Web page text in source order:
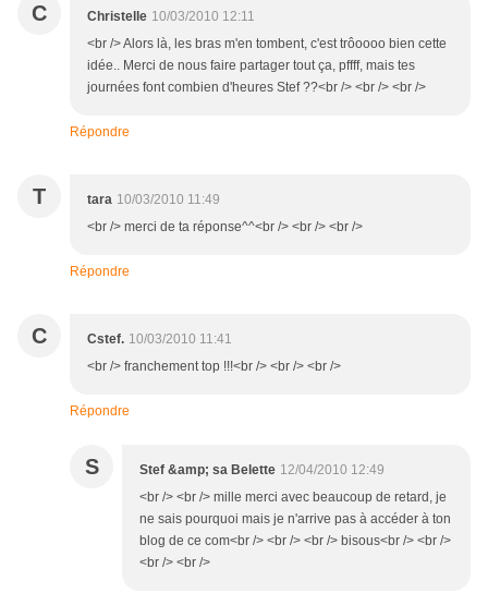
C Christelle 10/03/2010 12:11
<br /> Alors là, les bras m'en tombent, c'est trôoooo bien cette
idée.. Merci de nous faire partager tout ça, pffff, mais tes
journées font combien d'heures Stef ??<br /> <br /> <br />
Répondre
T tara 10/03/2010 11:49
<br /> merci de ta réponse^^<br /> <br /> <br />
Répondre
C Cstef. 10/03/2010 11:41
<br /> franchement top !!!<br /> <br /> <br />
Répondre
S Stef &amp; sa Belette 12/04/2010 12:49
<br /> <br /> mille merci avec beaucoup de retard, je
ne sais pourquoi mais je n'arrive pas à accéder à ton
blog de ce com<br /> <br /> <br /> bisous<br /> <br />
<br /> <br />